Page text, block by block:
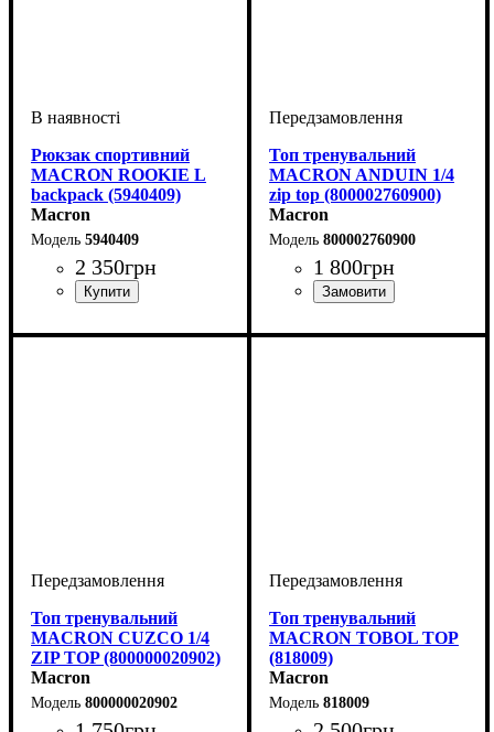
Рюкзак спортивний
MACRON ROOKIE L
backpack (5940409)
Macron
5940409
2 350грн
Топ тренувальний
MACRON ANDUIN 1/4
zip top (800002760900)
Macron
800002760900
1 800грн
Унісекс
Топ тренувальний
MACRON CUZCO 1/4
ZIP TOP (800000020902)
Macron
800000020902
Топ тренувальний
MACRON TOBOL TOP
(818009)
Macron
818009